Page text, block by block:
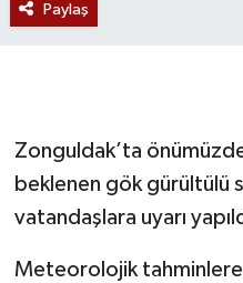
Paylaş
Zonguldak’ta
beklenen gök gürültülü
vatandaşlara uyarı
Meteorolojik
Gökçebey
GÜNDEM
İş ilanı